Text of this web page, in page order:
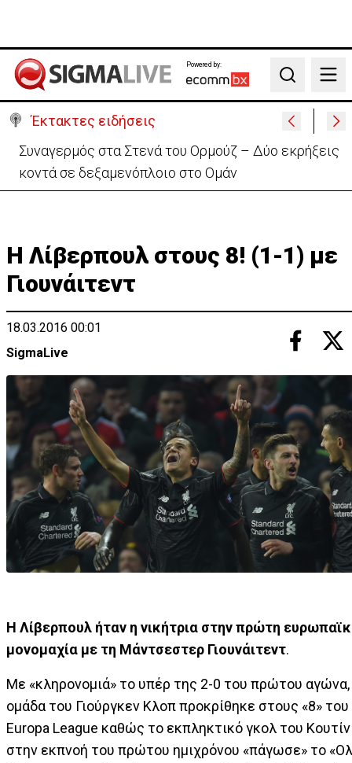
Powered by:
Search
Έκτακτες ειδήσεις
Συναγερμός στα Στενά του Ορμούζ – Δύο εκρήξεις
κοντά σε δεξαμενόπλοιο στο Ομάν
H Λίβερπουλ στους 8! (1-1) με
Γιουνάιτεντ
18.03.2016 00:01
SigmaLive
Η Λίβερπουλ ήταν η νικήτρια στην πρώτη
μονομαχία με τη Μάντσεστερ Γιουνάιτεντ.
Με «κληρονομιά» το υπέρ της 2-0 του πρώτου αγώνα,
ομάδα του Γιούργκεν Κλοπ προκρίθηκε στους «8» του
Europa League καθώς το εκπληκτικό γκολ του
στην εκπνοή του πρώτου ημιχρόνου «πάγωσε» το